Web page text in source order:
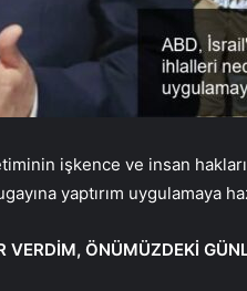
işkence ve insan
yaptırım uygulamaya
VERDİM, ÖNÜMÜZDEKİ